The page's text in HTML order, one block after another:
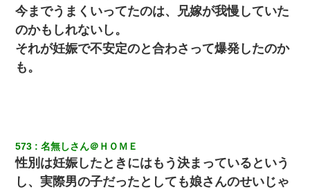
彼にプロポーズされたんだけど、実は資産家だと知って婚
約破棄した。B子「A男くんと別れたって本当？私が付き合
ってもいい？」
【画像】女上司(30)「終電なくなったね…部屋くる？」ワ
婚活パーティーでよく会う美女がいた。こんな完璧な容姿
を持ってしても結婚て難しいんだなぁ…と思ってた
今までうまくいってたのは、兄嫁が我慢していた
のかもしれないし。
それが妊娠で不安定のと合わさって爆発したのか
も。
573 名無しさん＠ＨＯＭＥ
性別は妊娠したときにはもう決まっているという
し、実際男の子だったとしても娘さんのせいじゃ